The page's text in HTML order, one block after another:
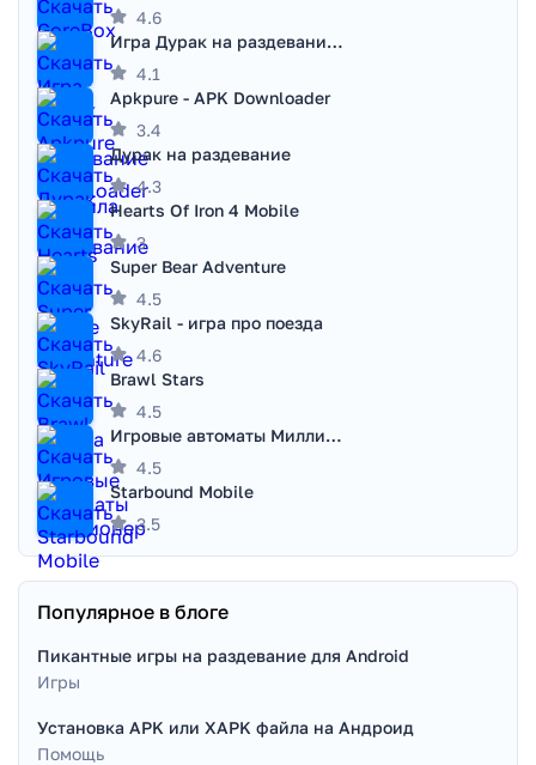
4.6
Игра Дурак на раздевание - Правила игры
4.1
Apkpure - APK Downloader
3.4
Дурак на раздевание
4.3
Hearts Of Iron 4 Mobile
3
Super Bear Adventure
4.5
SkyRail - игра про поезда
4.6
Brawl Stars
4.5
Игровые автоматы Миллионер
4.5
Starbound Mobile
3.5
Популярное в блоге
Пикантные игры на раздевание для Android
Игры
Установка APK или XAPK файла на Андроид
Помощь